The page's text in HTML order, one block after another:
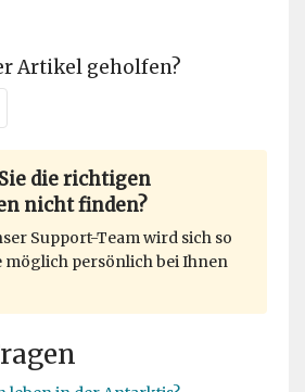
Artikel geholfen?
die richtigen
nicht finden?
Support-Team wird sich so
möglich persönlich bei Ihnen